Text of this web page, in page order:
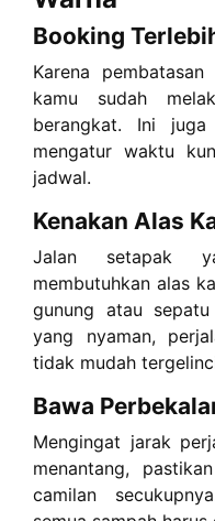
Booking
Karena
kamu sudah
berangkat. Ini juga
mengatur waktu
jadwal.
Kenakan Alas
Jalan setapak
membutuhkan alas
gunung atau
yang nyaman,
tidak mudah
Bawa
Mengingat jarak
menantang,
camilan